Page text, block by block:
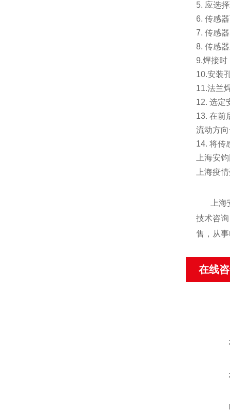
5. 应选
6. 传感
7. 传感
8. 传感
9.焊接时
10.安装
11.法兰
12. 选定
13. 在前
流动方
14. 将传
上海安
上海疫
上
技术咨
售，从
在线